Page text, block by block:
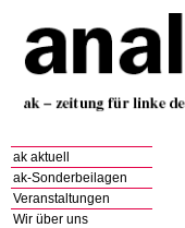
ak aktuell
ak-Sonderbeilagen
Veranstaltungen
Wir über uns